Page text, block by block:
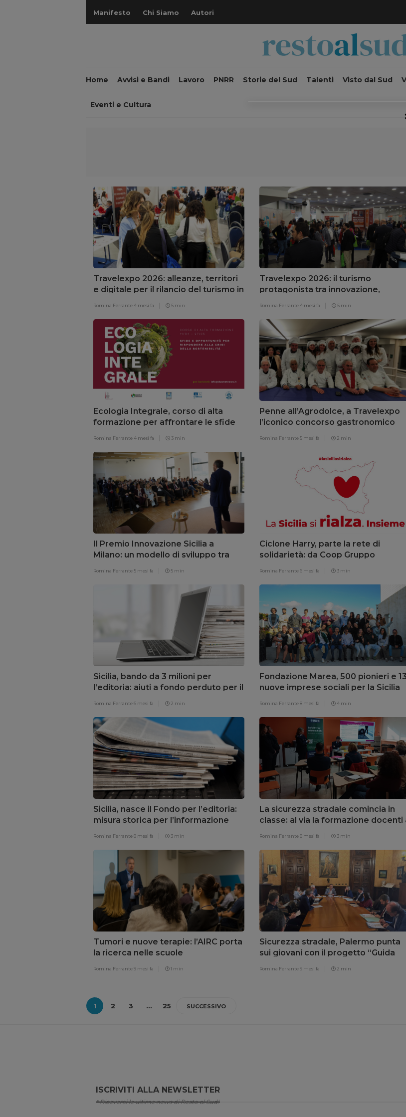
Manifesto Chi Siamo Autori
Home Avvisi e Bandi Lavoro PNRR Storie del Sud Talenti Visto dal Sud
Eventi e Cultura
Travelexpo 2026: alleanze, territori
e digitale per il rilancio del turismo in
Romina Ferrante 4 mesi fa 5 min
Travelexpo 2026: il turismo
protagonista tra innovazione,
Romina Ferrante 4 mesi fa 5 min
Ecologia Integrale, corso di alta
formazione per affrontare le sfide
Romina Ferrante 4 mesi fa 3 min
Penne all’Agrodolce, a Travelexpo
l’iconico concorso gastronomico
Romina Ferrante 5 mesi fa 2 min
Il Premio Innovazione Sicilia a
Milano: un modello di sviluppo tra
Romina Ferrante 5 mesi fa 5 min
Ciclone Harry, parte la rete di
solidarietà: da Coop Gruppo
Romina Ferrante6 mesi fa 3 min
Sicilia, bando da 3 milioni per
l’editoria: aiuti a fondo perduto per il
Romina Ferrante6 mesi fa 2 min
Fondazione Marea, 500 pionieri e 13
nuove imprese sociali per la Sicilia
Romina Ferrante8 mesi fa 4 min
Sicilia, nasce il Fondo per l’editoria:
misura storica per l’informazione
Romina Ferrante8 mesi fa 3 min
La sicurezza stradale comincia in
classe: al via la formazione docenti
Romina Ferrante8 mesi fa 3 min
Tumori e nuove terapie: l’AIRC porta
la ricerca nelle scuole
Romina Ferrante9 mesi fa 1 min
Sicurezza stradale, Palermo punta
sui giovani con il progetto “Guida
Romina Ferrante9 mesi fa 2 min
1 2 3 … 25 SUCCESSIVO
ISCRIVITI ALLA NEWSLETTER
* Riceverai le ultime news di Resto al Sud!